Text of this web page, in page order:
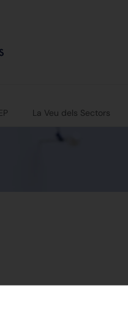
La Veu dels Sectors
màximes